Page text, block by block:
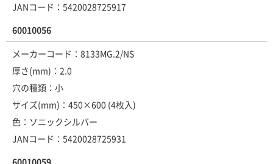
JANコード：5420028725917
60010056
メーカーコード：8133MG.2/NS
厚さ(mm)：2.0
穴の種類：小
サイズ(mm)：450×600 (4枚入)
色：ソニックシルバー
JANコード：5420028725931